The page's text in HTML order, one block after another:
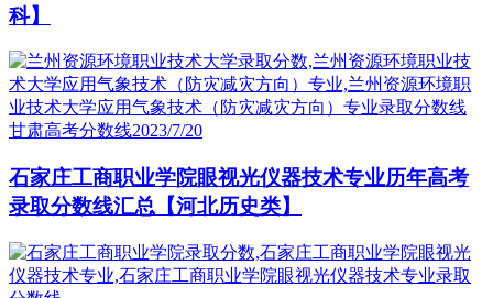
科】
甘肃高考分数线2023/7/20
石家庄工商职业学院眼视光仪器技术专业历年高考
录取分数线汇总【河北历史类】